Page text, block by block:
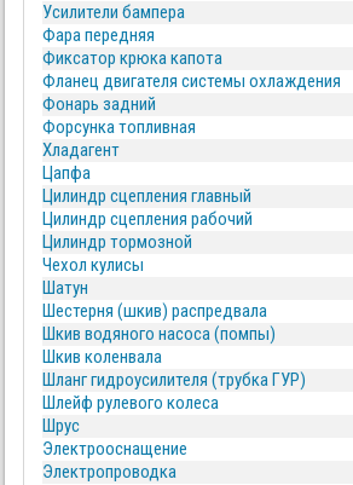
Усилители бампера
Фара передняя
Фиксатор крюка капота
Фланец двигателя системы охлаждения
Фонарь задний
Форсунка топливная
Хладагент
Цапфа
Цилиндр сцепления главный
Цилиндр сцепления рабочий
Цилиндр тормозной
Чехол кулисы
Шатун
Шестерня (шкив) распредвала
Шкив водяного насоса (помпы)
Шкив коленвала
Шланг гидроусилителя (трубка ГУР)
Шлейф рулевого колеса
Шрус
Электрооснащение
Электропроводка